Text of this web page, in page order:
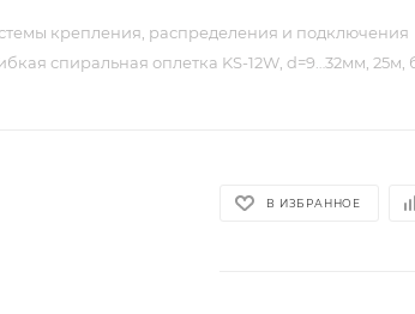
крепления, распределения и подключения
спиральная оплетка KS-12W, d=9…32мм,
В ИЗБРАННОЕ